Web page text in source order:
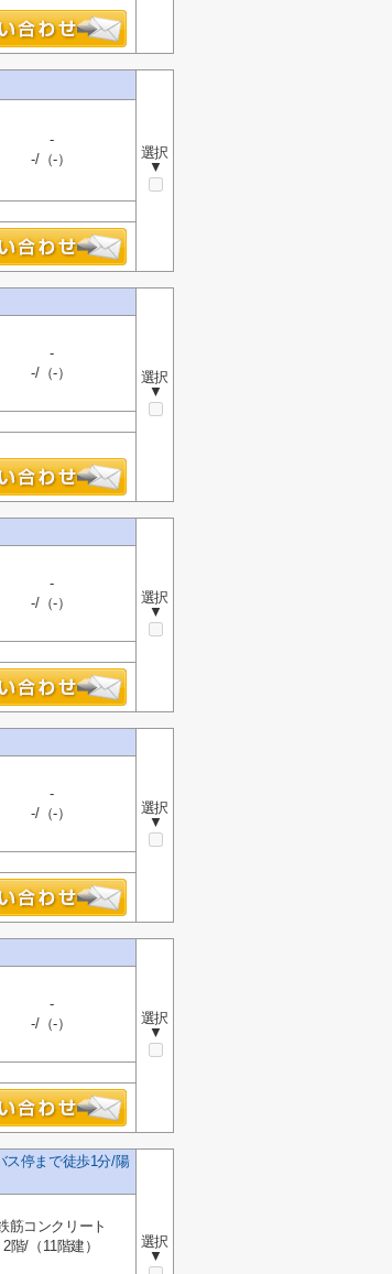
選択
▼
-
-/（-）
選択
▼
-
-/（-）
選択
▼
-
-/（-）
選択
▼
-
-/（-）
選択
▼
-
-/（-）
停まで徒歩1分/陽
選択
▼
筋コンクリート
2階/（11階建）